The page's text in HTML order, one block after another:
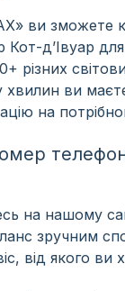
ви зможете
Кот-дʼІвуар
різних
хвилин ви
на
на нашому
зручним
від якого ви